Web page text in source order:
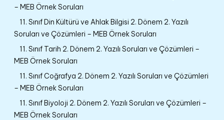
– MEB Örnek Soruları
11. Sınıf Din Kültürü ve Ahlak Bilgisi 2. Dönem 2. Yazılı
Soruları ve Çözümleri – MEB Örnek Soruları
11. Sınıf Tarih 2. Dönem 2. Yazılı Soruları ve Çözümleri –
MEB Örnek Soruları
11. Sınıf Coğrafya 2. Dönem 2. Yazılı Soruları ve Çözümleri
– MEB Örnek Soruları
11. Sınıf Biyoloji 2. Dönem 2. Yazılı Soruları ve Çözümleri –
MEB Örnek Soruları